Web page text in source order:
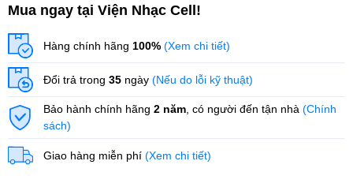
Mua ngay tại Viện Nhạc Cell!
Hàng chính hãng 100% (Xem chi tiết)
Đổi trả trong 35 ngày (Nếu do lỗi kỹ thuật)
Bảo hành chính hãng 2 năm , có người đến tận nhà (Chính
sách)
Giao hàng miễn phí (Xem chi tiết)